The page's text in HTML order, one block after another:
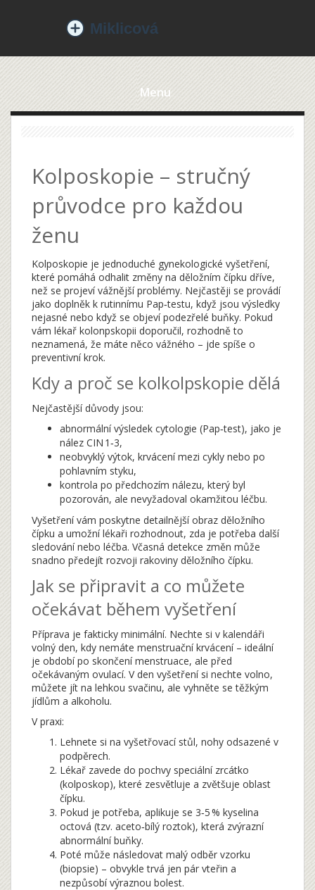
Menu
Kolposkopie – stručný
průvodce pro každou
ženu
Kolposkopie je jednoduché gynekologické vyšetření,
které pomáhá odhalit změny na děložním čípku dříve,
než se projeví vážnější problémy. Nejčastěji se provádí
jako doplněk k rutinnímu Pap‑testu, když jsou výsledky
nejasné nebo když se objeví podezřelé buňky. Pokud
vám lékař kolonpskopii doporučil, rozhodně to
neznamená, že máte něco vážného – jde spíše o
preventivní krok.
Kdy a proč se kolkolpskopie dělá
Nejčastější důvody jsou:
abnormální výsledek cytologie (Pap‑test), jako je
nález CIN 1‑3,
neobvyklý výtok, krvácení mezi cykly nebo po
pohlavním styku,
kontrola po předchozím nálezu, který byl
pozorován, ale nevyžadoval okamžitou léčbu.
Vyšetření vám poskytne detailnější obraz děložního
čípku a umožní lékaři rozhodnout, zda je potřeba další
sledování nebo léčba. Včasná detekce změn může
snadno předejít rozvoji rakoviny děložního čípku.
Jak se připravit a co můžete
očekávat během vyšetření
Příprava je fakticky minimální. Nechte si v kalendáři
volný den, kdy nemáte menstruační krvácení – ideální
je období po skončení menstruace, ale před
očekávaným ovulací. V den vyšetření si nechte volno,
můžete jít na lehkou svačinu, ale vyhněte se těžkým
jídlům a alkoholu.
V praxi:
Lehnete si na vyšetřovací stůl, nohy odsazené v
podpěrech.
Lékař zavede do pochvy speciální zrcátko
(kolposkop), které zesvětluje a zvětšuje oblast
čípku.
Pokud je potřeba, aplikuje se 3‑5 % kyselina
octová (tzv. aceto‑bílý roztok), která zvýrazní
abnormální buňky.
Poté může následovat malý odběr vzorku
(biopsie) – obvykle trvá jen pár vteřin a
nezpůsobí výraznou bolest.